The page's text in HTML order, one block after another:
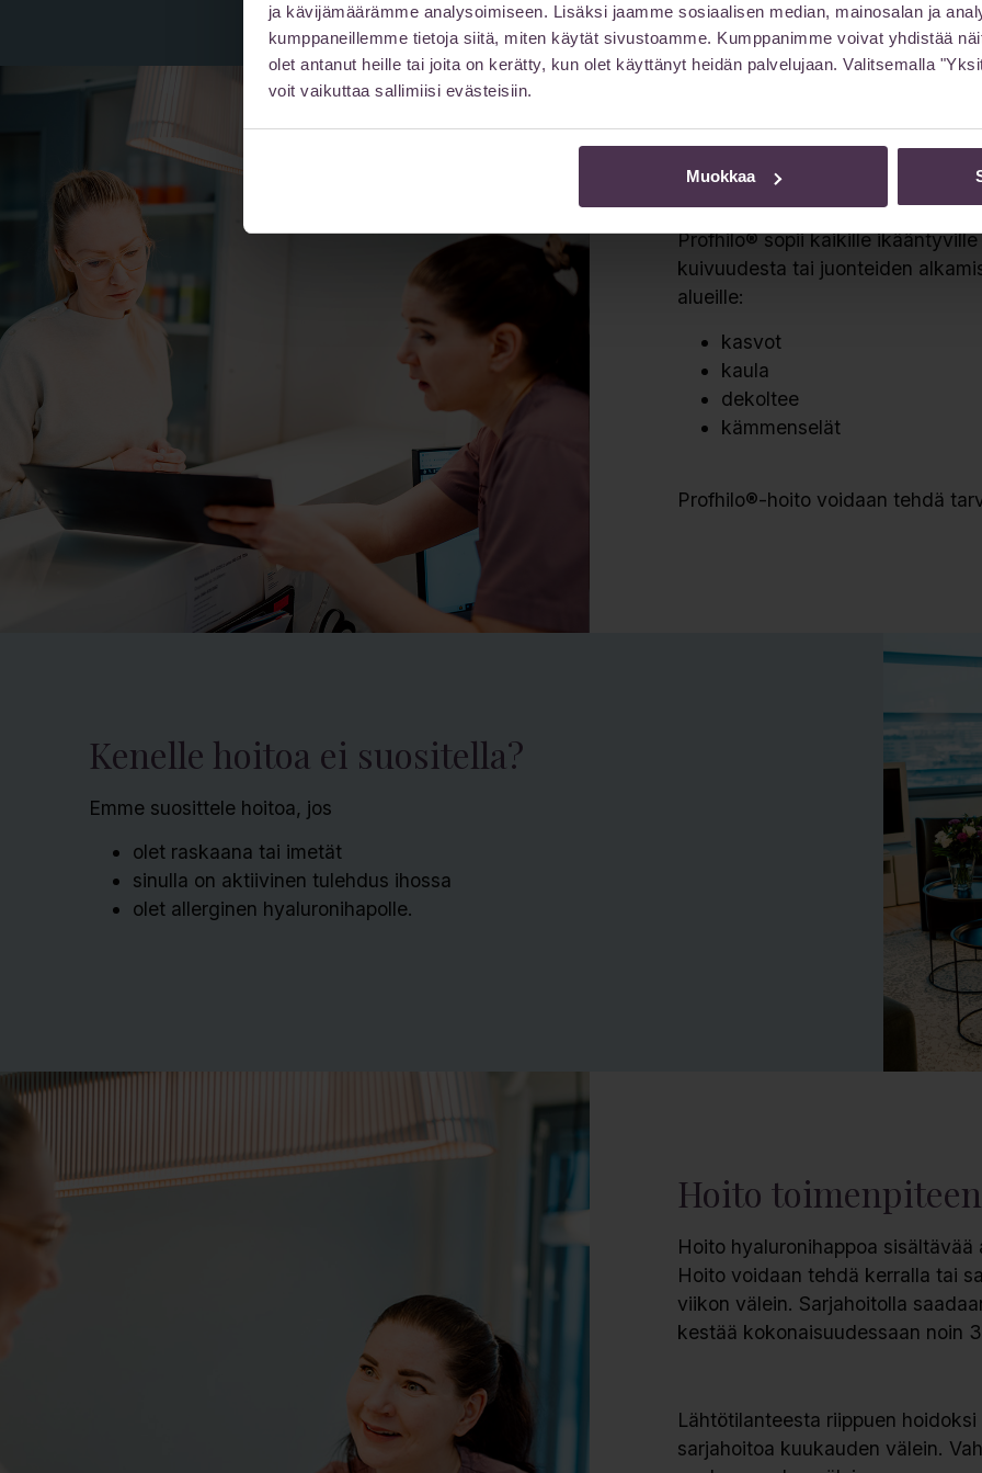
ja kävijämäärämme analysoimiseen. Lisäksi jaamme sosiaalisen median, mainosalan ja
kumppaneillemme tietoja siitä, miten käytät sivustoamme. Kumppanimme voivat yhdistää
olet antanut heille tai joita on kerätty, kun olet käyttänyt heidän palvelujaan. Valitsemalla
voit vaikuttaa sallimiisi evästeisiin.
Muokkaa
Kenelle Profhilo-
Profhilo® sopii kaikille
kuivuudesta tai juonteiden
alueille:
kasvot
kaula
dekoltee
kämmenselät
Profhilo®-hoito voidaan tehdä
Kenelle hoitoa ei suositella?
Emme suosittele hoitoa, jos
olet raskaana tai imetät
sinulla on aktiivinen tulehdus ihossa
olet allerginen hyaluronihapolle.
Hoito
Hoito hyaluronihappoa
Hoito voidaan tehdä kerralla tai
viikon välein. Sarjahoitolla
kestää kokonaisuudessaan noin
Lähtötilanteesta riippuen
sarjahoitoa kuukauden välein.